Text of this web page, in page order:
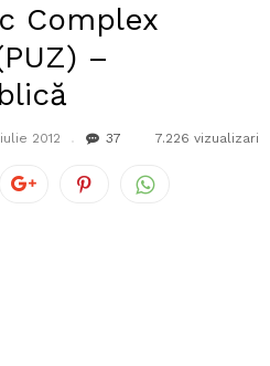
Complex
–
2012 37 7.226 vizualizari